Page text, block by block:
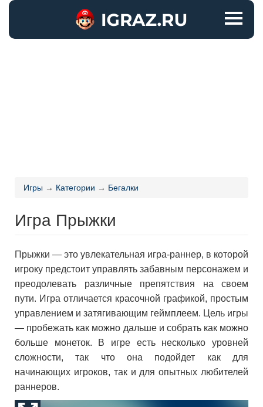
Игры → Категории → Бегалки
Игра Прыжки
Прыжки — это увлекательная игра-раннер, в которой
игроку предстоит управлять забавным персонажем и
преодолевать различные препятствия на своем
пути. Игра отличается красочной графикой, простым
управлением и затягивающим геймплеем. Цель игры
— пробежать как можно дальше и собрать как можно
больше монеток. В игре есть несколько уровней
сложности, так что она подойдет как для
начинающих игроков, так и для опытных любителей
раннеров.